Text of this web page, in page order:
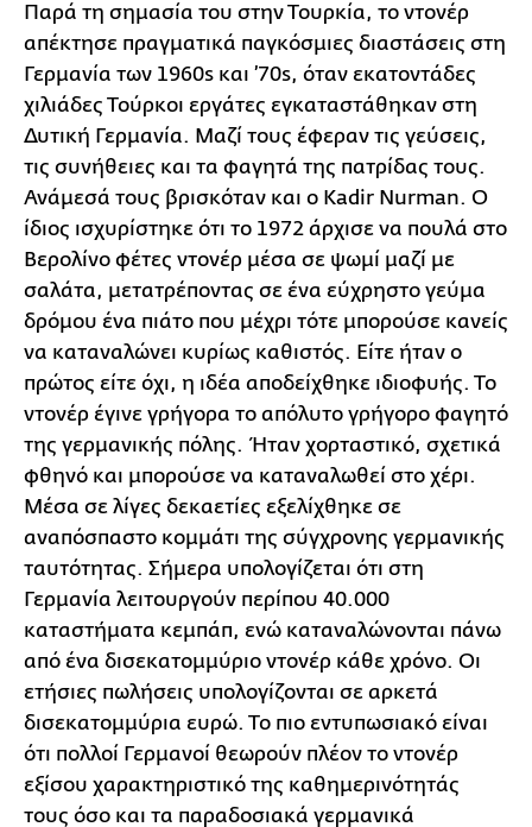
Παρά τη σημασία του στην Τουρκία, το ντονέρ
απέκτησε πραγματικά παγκόσμιες διαστάσεις στη
Γερμανία των 1960s και ’70s, όταν εκατοντάδες
χιλιάδες Τούρκοι εργάτες εγκαταστάθηκαν στη
Δυτική Γερμανία. Μαζί τους έφεραν τις γεύσεις,
τις συνήθειες και τα φαγητά της πατρίδας τους.
Ανάμεσά τους βρισκόταν και ο Kadir Nurman. Ο
ίδιος ισχυρίστηκε ότι το 1972 άρχισε να πουλά στο
Βερολίνο φέτες ντονέρ μέσα σε ψωμί μαζί με
σαλάτα, μετατρέποντας σε ένα εύχρηστο γεύμα
δρόμου ένα πιάτο που μέχρι τότε μπορούσε κανείς
να καταναλώνει κυρίως καθιστός. Είτε ήταν ο
πρώτος είτε όχι, η ιδέα αποδείχθηκε ιδιοφυής. Το
ντονέρ έγινε γρήγορα το απόλυτο γρήγορο φαγητό
της γερμανικής πόλης. Ήταν χορταστικό, σχετικά
φθηνό και μπορούσε να καταναλωθεί στο χέρι.
Μέσα σε λίγες δεκαετίες εξελίχθηκε σε
αναπόσπαστο κομμάτι της σύγχρονης γερμανικής
ταυτότητας. Σήμερα υπολογίζεται ότι στη
Γερμανία λειτουργούν περίπου 40.000
καταστήματα κεμπάπ, ενώ καταναλώνονται πάνω
από ένα δισεκατομμύριο ντονέρ κάθε χρόνο. Οι
ετήσιες πωλήσεις υπολογίζονται σε αρκετά
δισεκατομμύρια ευρώ. Το πιο εντυπωσιακό είναι
ότι πολλοί Γερμανοί θεωρούν πλέον το ντονέρ
εξίσου χαρακτηριστικό της καθημερινότητάς
τους όσο και τα παραδοσιακά γερμανικά